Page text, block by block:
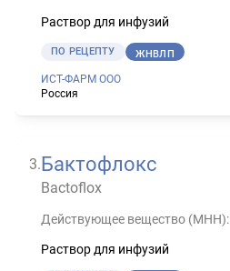
Раствор для инфузий
ПО РЕЦЕПТУ ЖНВЛП
ИСТ-ФАРМ ООО
Россия
3.Бактофлокс
Bactoflox
Действующее вещество (МНН):
Раствор для инфузий